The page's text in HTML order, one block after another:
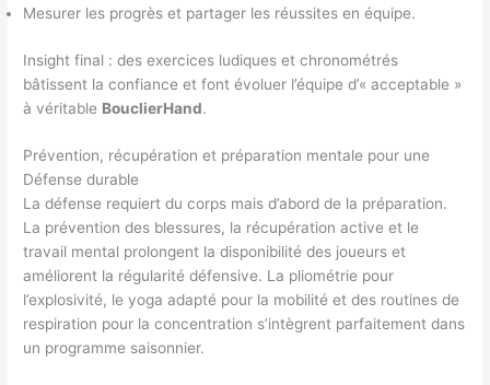
Mesurer les progrès et partager les réussites en équipe.
Insight final : des exercices ludiques et chronométrés
bâtissent la confiance et font évoluer l’équipe d’« acceptable »
à véritable BouclierHand.
Prévention, récupération et préparation mentale pour une
Défense durable
La défense requiert du corps mais d’abord de la préparation.
La prévention des blessures, la récupération active et le
travail mental prolongent la disponibilité des joueurs et
améliorent la régularité défensive. La pliométrie pour
l’explosivité, le yoga adapté pour la mobilité et des routines de
respiration pour la concentration s’intègrent parfaitement dans
un programme saisonnier.